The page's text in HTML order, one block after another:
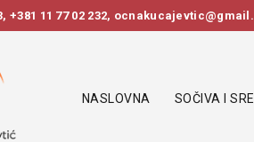
,+381 11 77 02 232,
NASLOVNA SOČIVA I